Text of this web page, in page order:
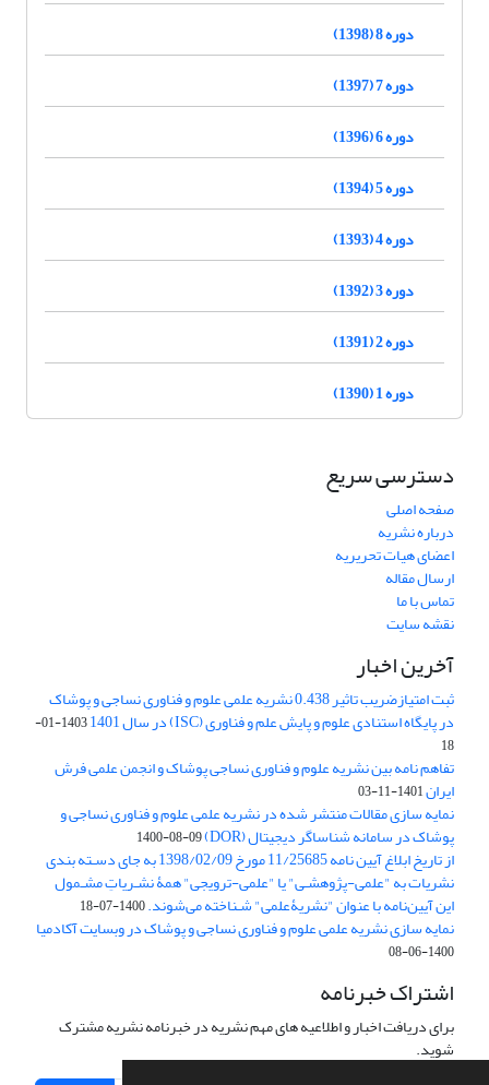
دوره 8 (1398)
دوره 7 (1397)
دوره 6 (1396)
دوره 5 (1394)
دوره 4 (1393)
دوره 3 (1392)
دوره 2 (1391)
دوره 1 (1390)
دسترسی سریع
صفحه اصلی
درباره نشریه
اعضای هیات تحریریه
ارسال مقاله
تماس با ما
نقشه سایت
آخرین اخبار
ثبت امتیازضریب تاثیر 0.438 نشریه علمی علوم و فناوری نساجی و پوشاک
در پایگاه استنادی علوم و پایش علم و فناوری (ISC) در سال 1401
1403-01-
18
تفاهم نامه بین نشریه علوم و فناوری نساجی پوشاک و انجمن علمی فرش
ایران1401-11-03
نمایه سازی مقالات منتشر شده در نشریه علمی علوم و فناوری نساجی و
پوشاک در سامانه شناساگر دیجیتال (DOR) 1400-08-09
از تاریخ ابلاغ آیین نامه 11/25685 مورخ 1398/02/09 به جای دسـته بندی
نشریات به "علمی-پژوهشـی" یا "علمی-ترویجی" همۀ نشـریاتِ مشـمول
این آیین‌نامه با عنوان "نشریۀعلمی" شـناخته می‌شوند.1400-07-18
نمایه سازی نشریه علمی علوم و فناوری نساجی و پوشاک در وبسایت آکادمیا
1400-06-08
اشتراک خبرنامه
برای دریافت اخبار و اطلاعیه های مهم نشریه در خبرنامه نشریه مشترک
شوید.